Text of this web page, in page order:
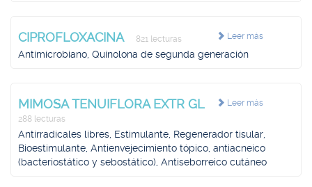
Leer más
CIPROFLOXACINA 821 lecturas
Antimicrobiano, Quinolona de segunda generación
Leer más
MIMOSA TENUIFLORA EXTR GL
288 lecturas
Antirradicales libres, Estimulante, Regenerador tisular,
Bioestimulante, Antienvejecimiento tópico, antiacneico
(bacteriostático y sebostático), Antiseborreico cutáneo